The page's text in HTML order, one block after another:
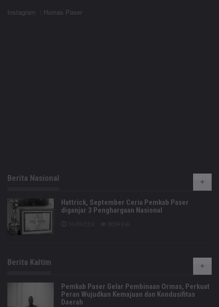
Instagram : Humas Paser
Berita Nasional
Hattrick, September Ceria Pemkab Paser
diganjar 3 Penghargaan Nasional
Berita Kaltim
Pemkab Paser Gelar Pembinaan Ormas, Perkuat
Peran Wujudkan Kemajuan dan Kondusifitas
Daerah